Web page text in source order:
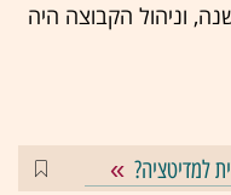
וניהול הקבוצה היה
למדיטציה?